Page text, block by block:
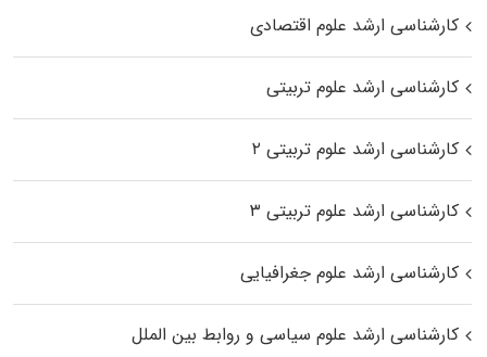
کارشناسی ارشد علوم اقتصادی
کارشناسی ارشد علوم تربیتی
کارشناسی ارشد علوم تربیتی ۲
کارشناسی ارشد علوم تربیتی ۳
کارشناسی ارشد علوم جغرافیایی
کارشناسی ارشد علوم سیاسی و روابط بین الملل